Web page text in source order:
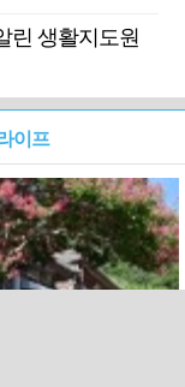
린 생활지도원
이프